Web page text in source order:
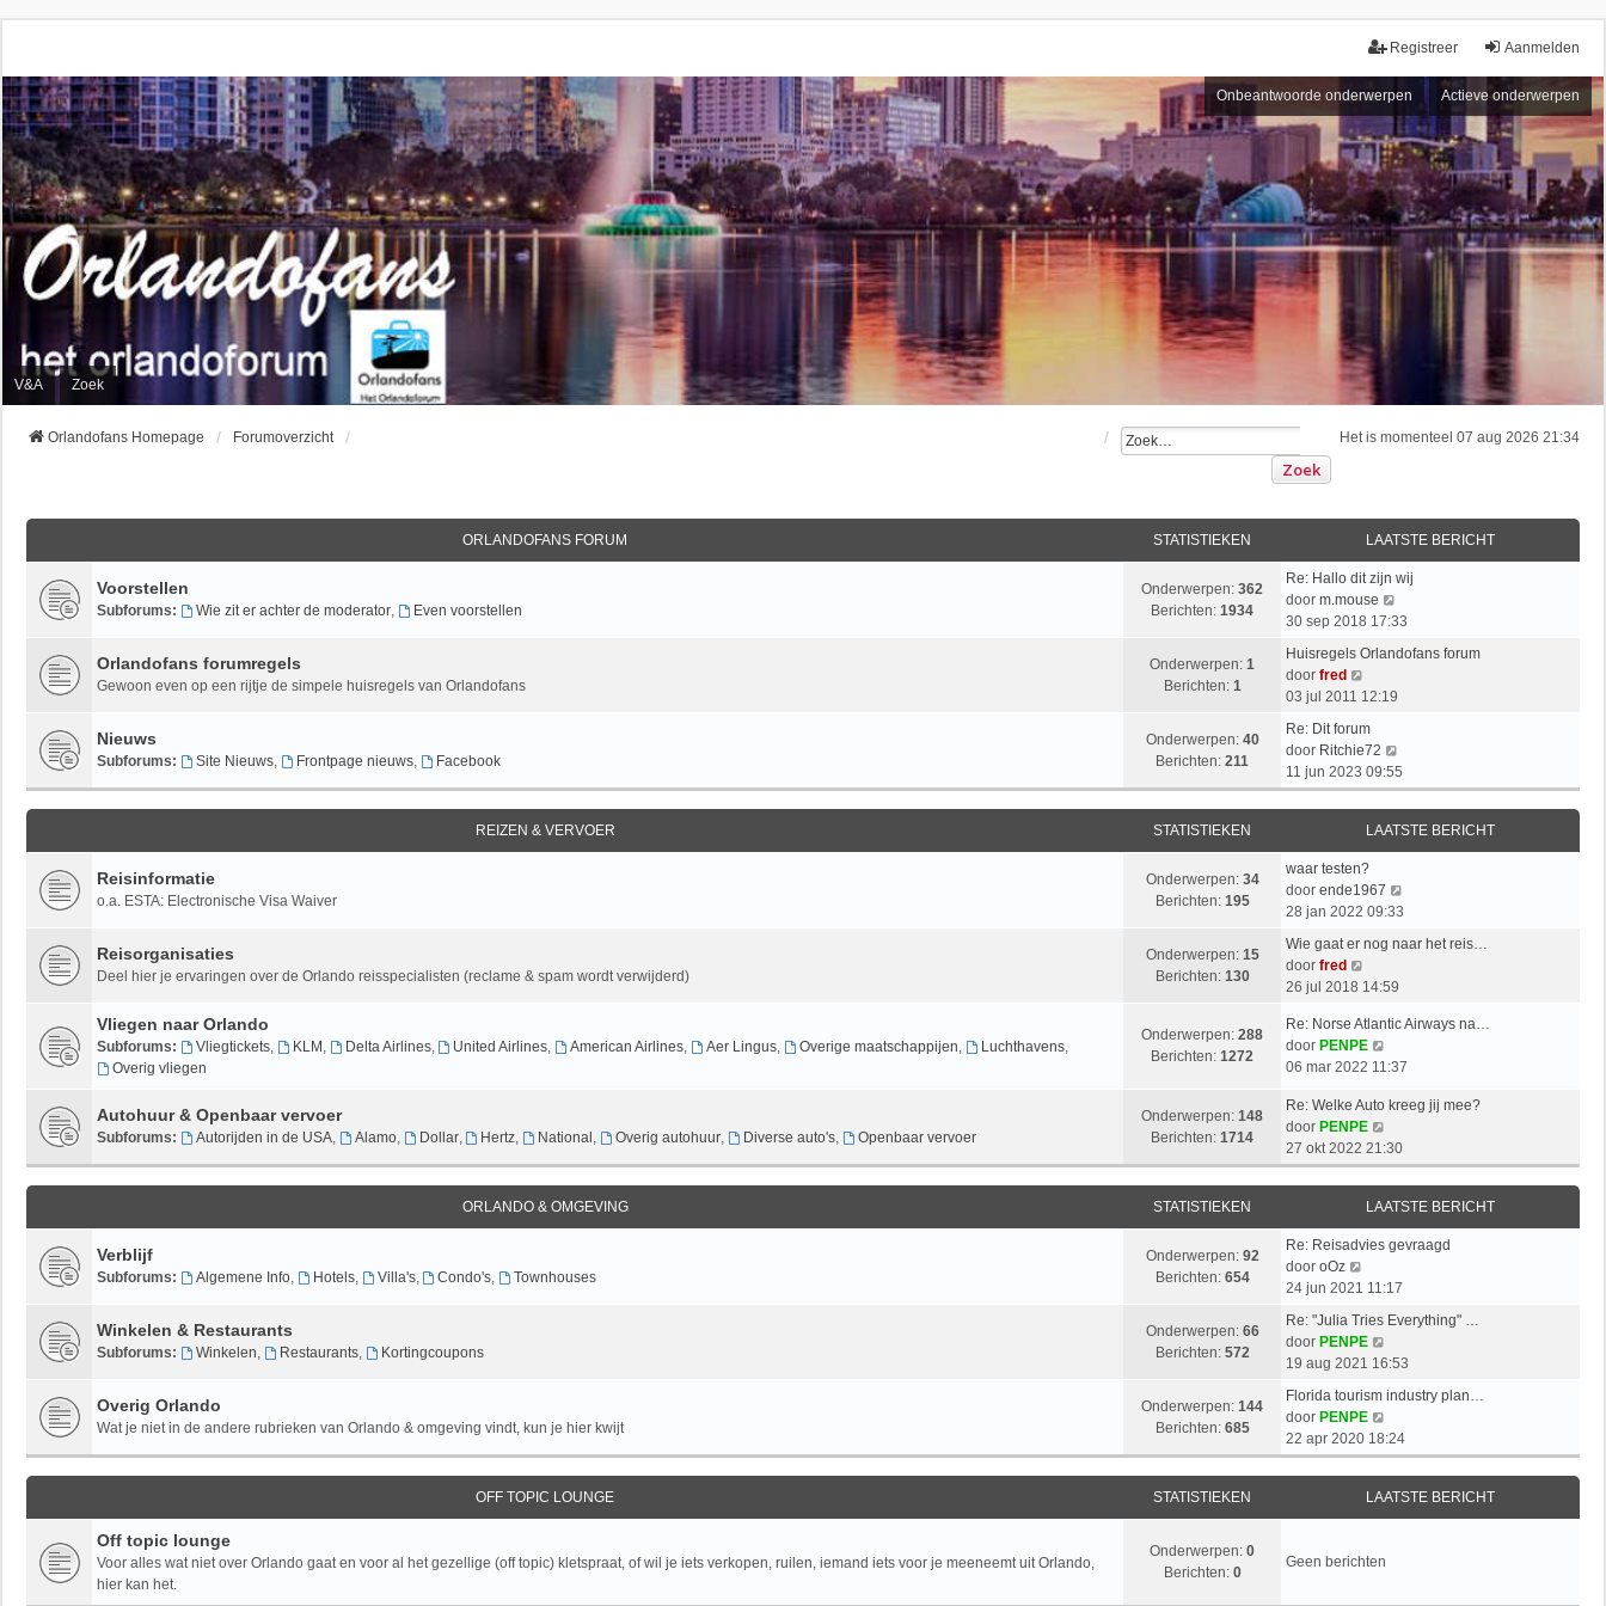
Aanmelden
Registreer
Onbeantwoorde onderwerpen Actieve onderwerpen
V&A Zoek
Het is momenteel 07 aug 2026 21:34
Orlandofans Homepage Forumoverzicht
Zoek
ORLANDOFANS FORUM STATISTIEKEN LAATSTE BERICHT
Voorstellen
Subforums: Wie zit er achter de moderator, Even voorstellen
Onderwerpen: 362
Berichten: 1934
Re: Hallo dit zijn wij
door m.mouse
e
i
k
a
a
t
s
t
e
e
r
i
h
30 sep 2018 17:33
Orlandofans forumregels
Gewoon even op een rijtje de simpele huisregels van Orlandofans
Onderwerpen: 1
Berichten: 1
Huisregels Orlandofans forum
door fred
e
i
j
k
a
t
s
t
b
r
i
c
h
03 jul 2011 12:19
Nieuws
Subforums: Site Nieuws, Frontpage nieuws, Facebook
Onderwerpen: 40
Berichten: 211
Re: Dit forum
door Ritchie72
e
k
i
j
k
a
a
t
b
r
c
t
11 jun 2023 09:55
REIZEN & VERVOER STATISTIEKEN LAATSTE BERICHT
Reisinformatie
o.a. ESTA: Electronische Visa Waiver
Onderwerpen: 34
Berichten: 195
waar testen?
door ende1967
i
l
a
s
b
e
r
i
c
28 jan 2022 09:33
Reisorganisaties
Deel hier je ervaringen over de Orlando reisspecialisten (reclame & spam wordt verwijderd)
Onderwerpen: 15
Berichten: 130
Wie gaat er nog naar het reis…
door fred
e
i
j
k
a
a
t
t
b
r
c
h
t
26 jul 2018 14:59
Vliegen naar Orlando
Subforums: Vliegtickets, KLM, Delta Airlines, United Airlines, American Airlines, Aer Lingus, Overige maatschappijen, Luchthavens,
Overig vliegen
Onderwerpen: 288
Berichten: 1272
Re: Norse Atlantic Airways na…
door PENPE
e
i
k
l
a
t
b
r
i
h
t
06 mar 2022 11:37
Autohuur & Openbaar vervoer
Subforums: Autorijden in de USA, Alamo, Dollar, Hertz, National, Overig autohuur, Diverse auto's, Openbaar vervoer
Onderwerpen: 148
Berichten: 1714
Re: Welke Auto kreeg jij mee?
door PENPE
e
k
i
j
k
l
a
t
t
b
r
c
27 okt 2022 21:30
ORLANDO & OMGEVING STATISTIEKEN LAATSTE BERICHT
Verblijf
Subforums: Algemene Info, Hotels, Villa's, Condo's, Townhouses
Onderwerpen: 92
Berichten: 654
Re: Reisadvies gevraagd
door oOz
e
i
j
k
l
a
a
t
s
e
e
24 jun 2021 11:17
Winkelen & Restaurants
Subforums: Winkelen, Restaurants, Kortingcoupons
Onderwerpen: 66
Berichten: 572
Re: "Julia Tries Everything" …
door PENPE
e
i
k
a
19 aug 2021 16:53
Overig Orlando
Wat je niet in de andere rubrieken van Orlando & omgeving vindt, kun je hier kwijt
Onderwerpen: 144
Berichten: 685
Florida tourism industry plan…
door PENPE
e
k
i
j
k
22 apr 2020 18:24
OFF TOPIC LOUNGE STATISTIEKEN LAATSTE BERICHT
Off topic lounge
Voor alles wat niet over Orlando gaat en voor al het gezellige (off topic) kletspraat, of wil je iets verkopen, ruilen, iemand iets voor je meeneemt uit Orlando,
hier kan het.
Onderwerpen: 0
Berichten: 0
Geen berichten